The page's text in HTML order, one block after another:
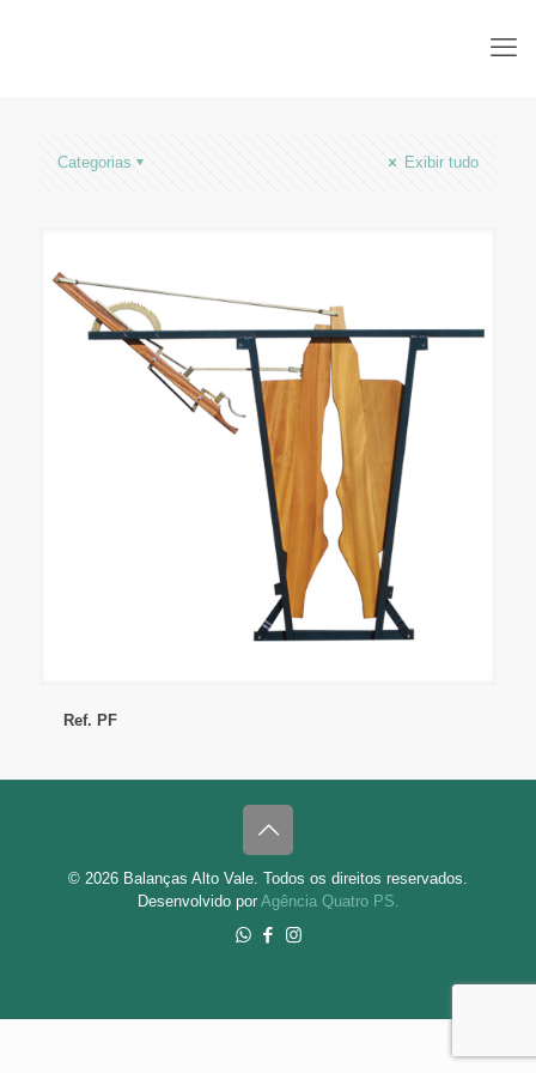
Categorias Exibir tudo
Ref. PF
© 2026 Balanças Alto Vale. Todos os direitos reservados.
Desenvolvido por Agência Quatro PS.